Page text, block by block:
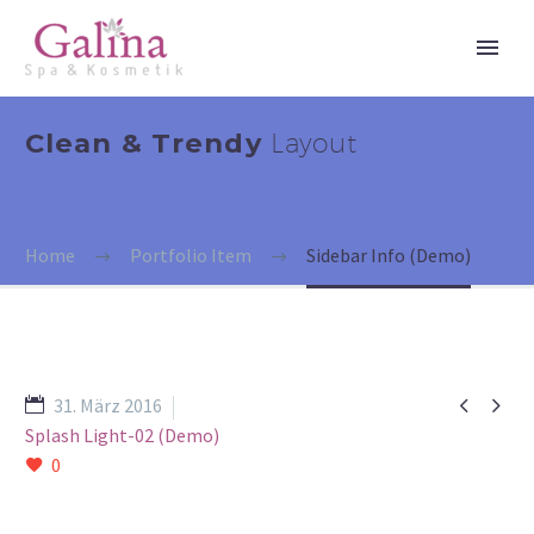
Clean & Trendy Layout
Home Portfolio Item Sidebar Info (Demo)
 
31. März 2016
Splash Light-02 (Demo)
0